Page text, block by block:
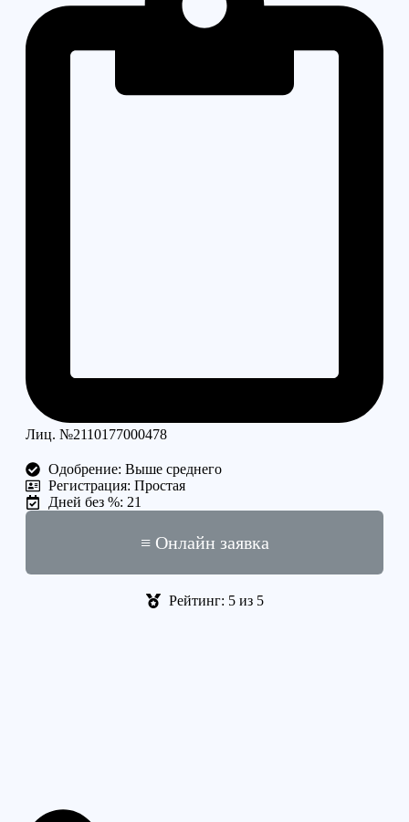
Лиц. №2110177000478
Одобрение: Выше среднего
Регистрация: Простая
Дней без %: 21
≡ Онлайн заявка
Рейтинг: 5 из 5